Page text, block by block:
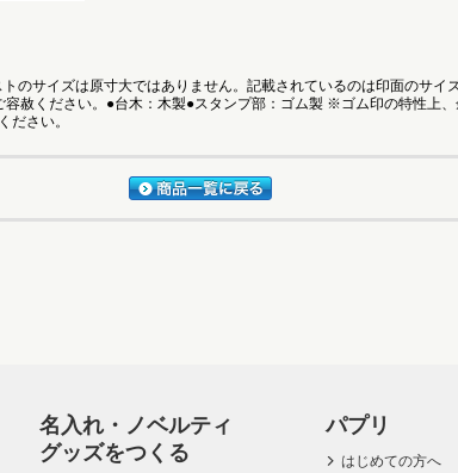
のサイズは原寸大ではありません。記載されているのは印面のサイ
赦ください。●台木：木製●スタンプ部：ゴム製 ※ゴム印の特性上
ださい。
名入れ・ノベルティ
グッズをつくる
パプリ
はじめての方へ